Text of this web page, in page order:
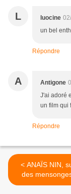
L luocine
un bel
Répondre
A Antigone
J'ai adoré
un film qui
Répondre
< ANAÏS NIN, sur la mer
des
Léonie